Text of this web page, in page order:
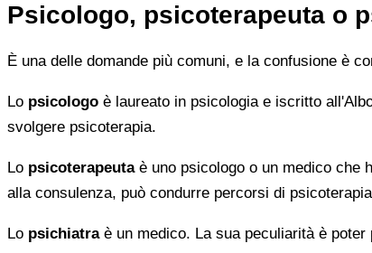
Psicologo, psicoterapeuta o
È una delle domande più comuni, e la confusione è
Lo psicologo è laureato in psicologia e iscritto
svolgere psicoterapia.
Lo psicoterapeutaè uno psicologo o un medico che
alla consulenza, può condurre percorsi di
Lo psichiatraè un medico. La sua peculiarità è